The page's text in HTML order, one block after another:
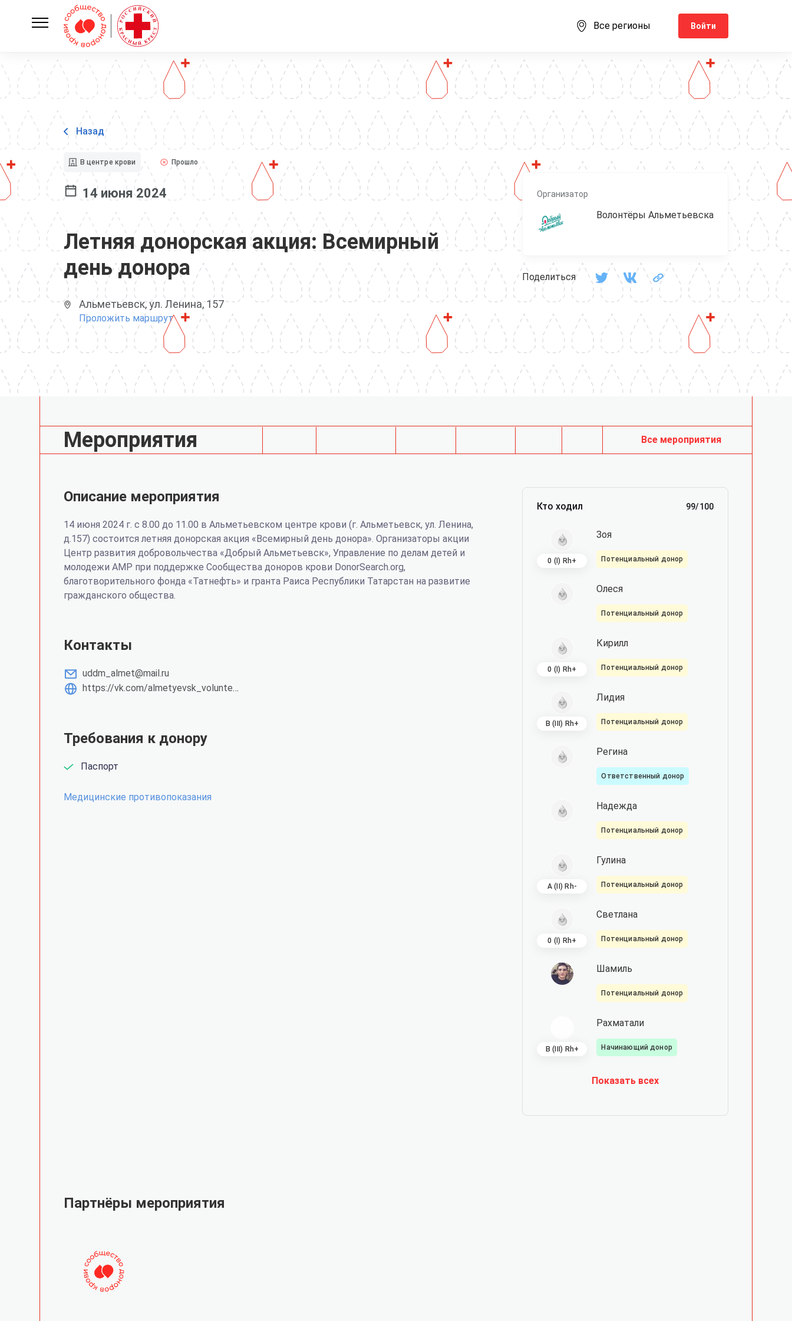
Все регионы Войти
Назад
В центре крови Прошло
14 июня 2024
Летняя донорская акция: Всемирный
день донора
Альметьевск, ул. Ленина, 157
Проложить маршрут
Организатор
Волонтёры Альметьевска
Поделиться
Мероприятия Все мероприятия
Описание мероприятия
14 июня 2024 г. с 8.00 до 11.00 в Альметьевском центре крови (г. Альметьевск, ул. Ленина,
д.157) состоится летняя донорская акция «Всемирный день донора». Организаторы акции
Центр развития добровольчества «Добрый Альметьевск», Управление по делам детей и
молодежи АМР при поддержке Сообщества доноров крови DonorSearch.org,
благотворительного фонда «Татнефть» и гранта Раиса Республики Татарстан на развитие
гражданского общества.
Контакты
uddm_almet@mail.ru
https://vk.com/almetyevsk_volunteers
Требования к донору
Паспорт
Медицинские противопоказания
Кто ходил 99/100
0 (I) Rh+
Зоя
Потенциальный донор
Олеся
Потенциальный донор
0 (I) Rh+
Кирилл
Потенциальный донор
B (III) Rh+
Лидия
Потенциальный донор
Регина
Ответственный донор
Надежда
Потенциальный донор
A (II) Rh-
Гулина
Потенциальный донор
0 (I) Rh+
Светлана
Потенциальный донор
Шамиль
Потенциальный донор
B (III) Rh+
Рахматали
Начинающий донор
Показать всех
Партнёры мероприятия